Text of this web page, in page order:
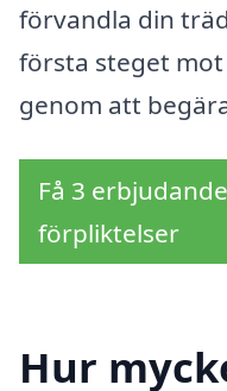
förvandla din
första steget
genom att
Få 3
förpliktelser
Hur